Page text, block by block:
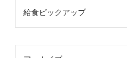
給食ピックアップ